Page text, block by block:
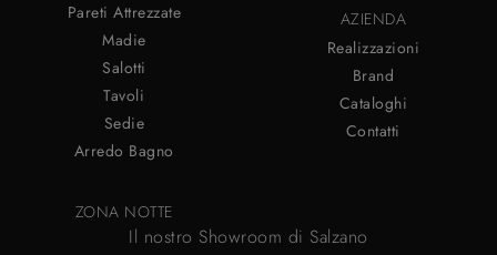
Pareti Attrezzate
Madie
Salotti
Tavoli
Sedie
Arredo Bagno
ZONA NOTTE
AZIENDA
Realizzazioni
Brand
Cataloghi
Contatti
Il nostro Showroom di Salzano